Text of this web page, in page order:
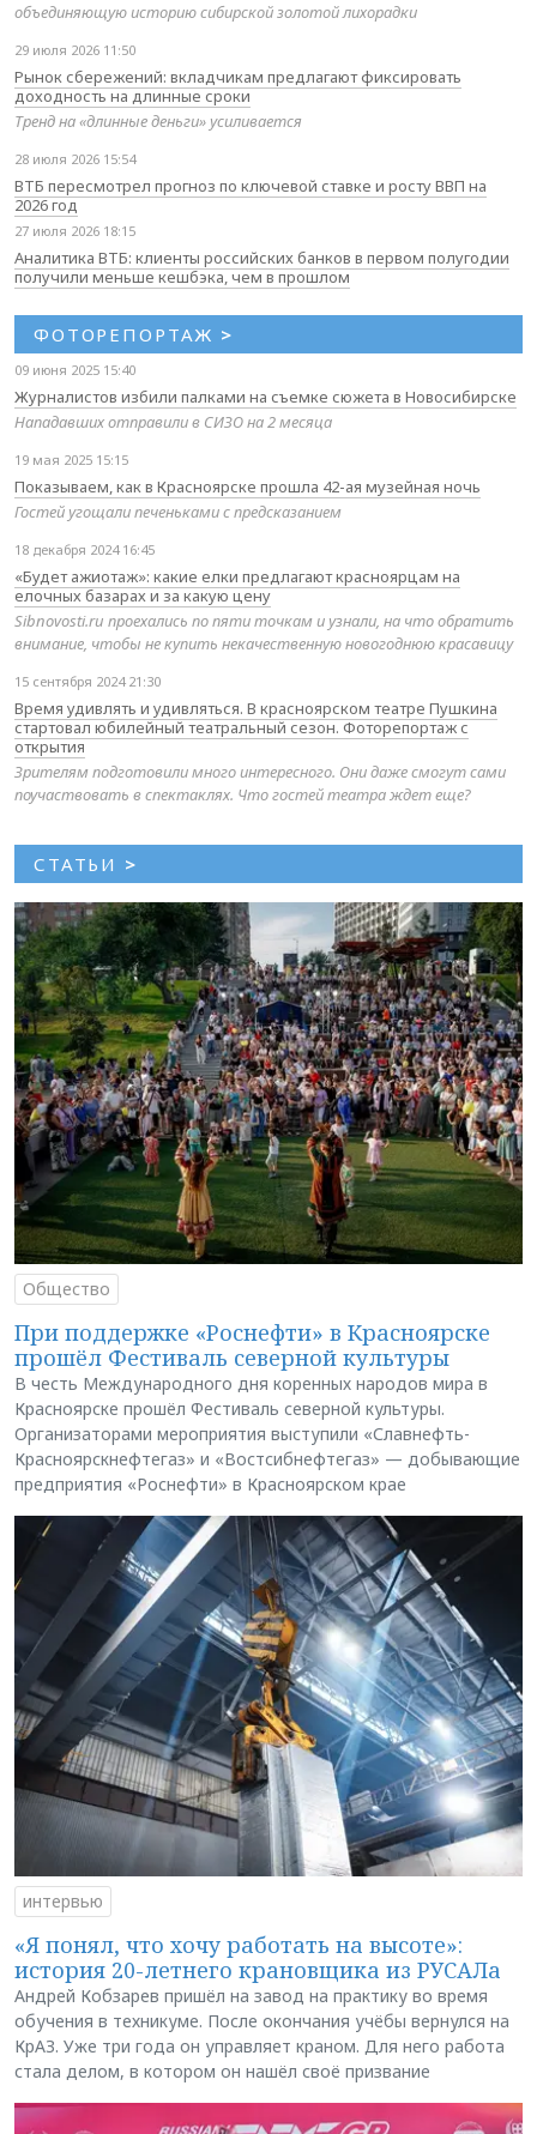
объединяющую историю сибирской золотой лихорадки
29 июля 2026 11:50
Рынок сбережений: вкладчикам предлагают фиксировать
доходность на длинные сроки
Тренд на «длинные деньги» усиливается
28 июля 2026 15:54
ВТБ пересмотрел прогноз по ключевой ставке и росту ВВП на
2026 год
27 июля 2026 18:15
Аналитика ВТБ: клиенты российских банков в первом полугодии
получили меньше кешбэка, чем в прошлом
ФОТОРЕПОРТАЖ >
09 июня 2025 15:40
Журналистов избили палками на съемке сюжета в Новосибирске
Нападавших отправили в СИЗО на 2 месяца
19 мая 2025 15:15
Показываем, как в Красноярске прошла 42-ая музейная ночь
Гостей угощали печеньками с предсказанием
18 декабря 2024 16:45
«Будет ажиотаж»: какие елки предлагают красноярцам на
елочных базарах и за какую цену
Sibnovosti.ru проехались по пяти точкам и узнали, на что обратить
внимание, чтобы не купить некачественную новогоднюю красавицу
15 сентября 2024 21:30
Время удивлять и удивляться. В красноярском театре Пушкина
стартовал юбилейный театральный сезон. Фоторепортаж с
открытия
Зрителям подготовили много интересного. Они даже смогут сами
поучаствовать в спектаклях. Что гостей театра ждет еще?
СТАТЬИ >
Общество
При поддержке «Роснефти» в Красноярске
прошёл Фестиваль северной культуры
В честь Международного дня коренных народов мира в
Красноярске прошёл Фестиваль северной культуры.
Организаторами мероприятия выступили «Славнефть-
Красноярскнефтегаз» и «Востсибнефтегаз» — добывающие
предприятия «Роснефти» в Красноярском крае
интервью
«Я понял, что хочу работать на высоте»:
история 20-летнего крановщика из РУСАЛа
Андрей Кобзарев пришёл на завод на практику во время
обучения в техникуме. После окончания учёбы вернулся на
КрАЗ. Уже три года он управляет краном. Для него работа
стала делом, в котором он нашёл своё призвание